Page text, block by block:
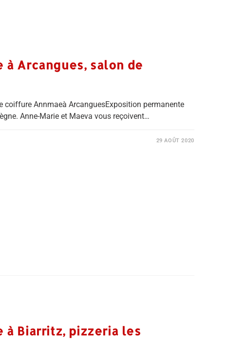
à Arcangues, salon de
coiffure Annmaeà ArcanguesExposition permanente
Anne-Marie et Maeva vous reçoivent…
29 AOÛT 2020
à Biarritz, pizzeria les